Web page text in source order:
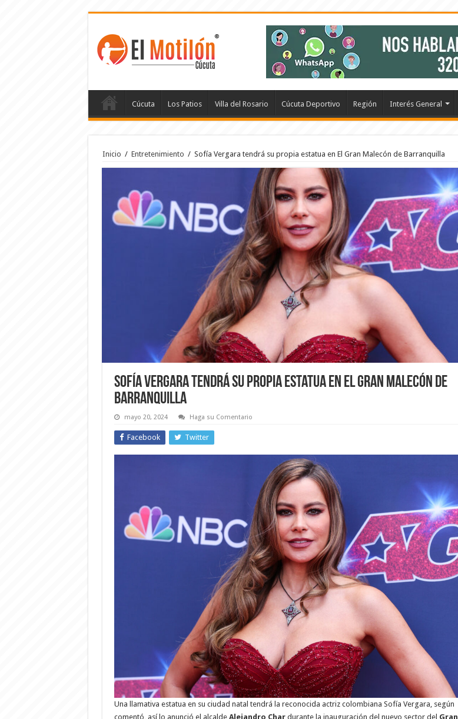
Cúcuta Los Patios Villa del Rosario Cúcuta Deportivo Región Interés General
Inicio / Entretenimiento / Sofía Vergara tendrá su propia estatua en El Gran Malecón de Barranquilla
Sofía Vergara tendrá su propia estatua en El Gran Malecón de
Barranquilla
mayo 20, 2024 Haga su Comentario
Facebook Twitter
Una llamativa estatua en su ciudad natal tendrá la reconocida actriz colombiana Sofía Vergara, según
comentó, así lo anunció el alcalde Alejandro Char durante la inauguración del nuevo sector del Gran